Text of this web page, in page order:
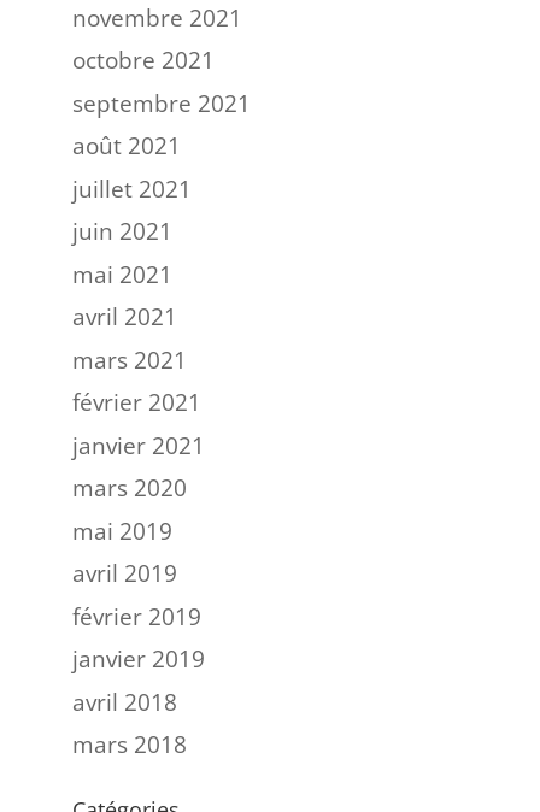
novembre 2021
octobre 2021
septembre 2021
août 2021
juillet 2021
juin 2021
mai 2021
avril 2021
mars 2021
février 2021
janvier 2021
mars 2020
mai 2019
avril 2019
février 2019
janvier 2019
avril 2018
mars 2018